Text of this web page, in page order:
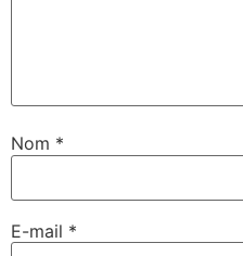
Nom *
E-mail *